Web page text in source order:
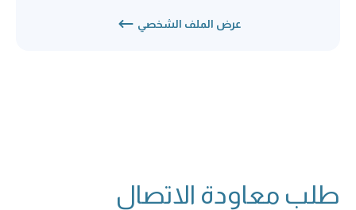
عرض الملف الشخصي
طلب معاودة الاتصال